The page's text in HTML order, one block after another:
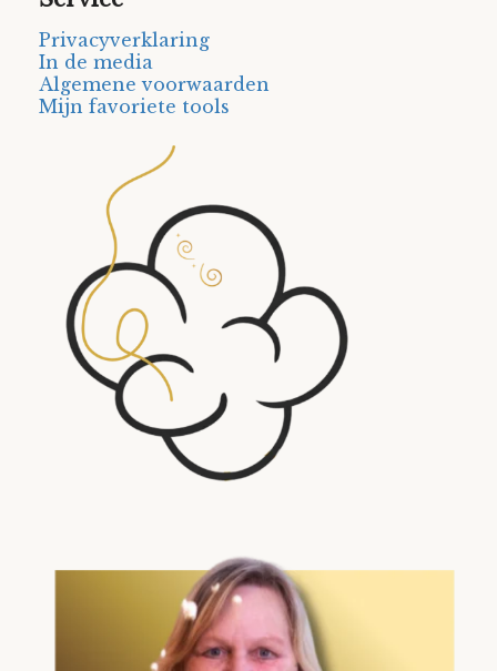
Privacyverklaring
In de media
Algemene voorwaarden
Mijn favoriete tools